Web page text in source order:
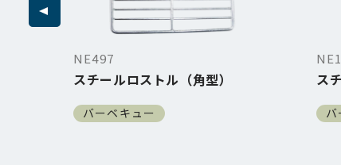
NE497
スチールロストル（角型）
バーベキュー
ス